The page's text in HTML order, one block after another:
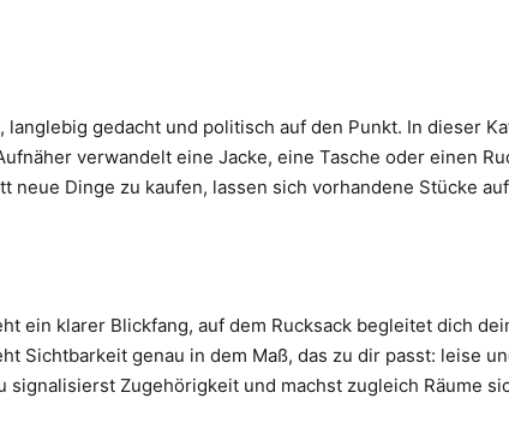
gedacht und politisch auf den Punkt. In dieser
verwandelt eine Jacke, eine Tasche oder einen
Dinge zu kaufen, lassen sich vorhandene Stücke
klarer Blickfang, auf dem Rucksack begleitet dich
Sichtbarkeit genau in dem Maß, das zu dir passt: leise
Zugehörigkeit und machst zugleich Räume